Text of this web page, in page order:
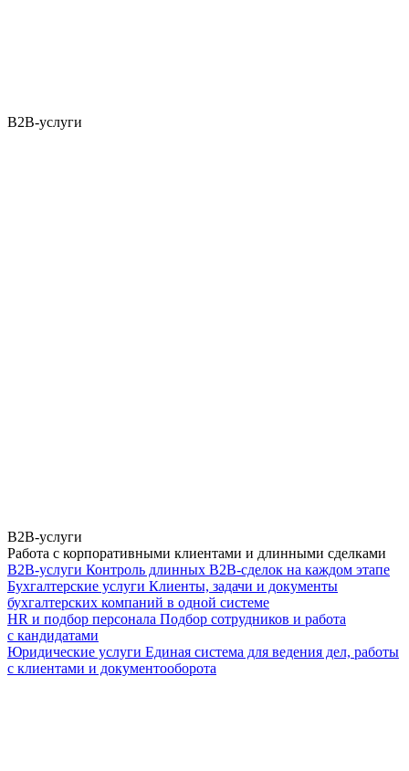
B2B-услуги
B2B-услуги
Работа с корпоративными клиентами и длинными сделками
B2B-услуги Контроль длинных B2B-сделок на каждом этапе
Бухгалтерские услуги Клиенты, задачи и документы
бухгалтерских компаний в одной системе
HR и подбор персонала Подбор сотрудников и работа
с кандидатами
Юридические услуги Единая система для ведения дел, работы
с клиентами и документооборота